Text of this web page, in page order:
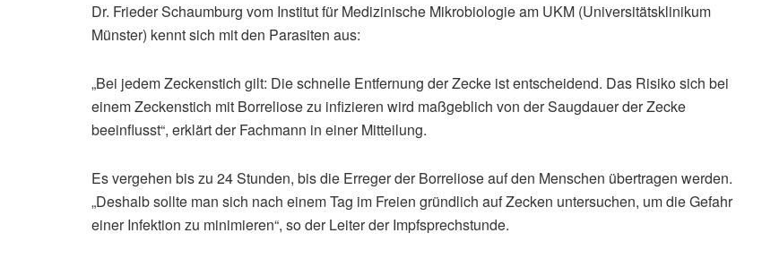
Dr. Frieder Schaumburg vom Institut für Medizinische Mikrobiologie am UKM (Universitätsklinikum
Münster) kennt sich mit den Parasiten aus:
„Bei jedem Zeckenstich gilt: Die schnelle Entfernung der Zecke ist entscheidend. Das Risiko sich bei
einem Zeckenstich mit Borreliose zu infizieren wird maßgeblich von der Saugdauer der Zecke
beeinflusst“, erklärt der Fachmann in einer Mitteilung.
Es vergehen bis zu 24 Stunden, bis die Erreger der Borreliose auf den Menschen übertragen werden.
„Deshalb sollte man sich nach einem Tag im Freien gründlich auf Zecken untersuchen, um die Gefahr
einer Infektion zu minimieren“, so der Leiter der Impfsprechstunde.